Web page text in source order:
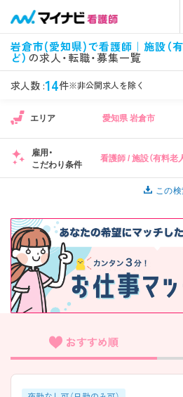
岩倉市(愛知県)で看護師｜施設（
ど） の求人・転職・募集一覧
求人数 :14件※非公開求人を除く
エリアから探す
エリアから探す
関東
東海 関
九州・沖縄
希望の求人条件を選択
条件項目の選択
資格 1
施設形態 1
病院、クリニック・診療所など
担
病棟
美容外科、
循環器内科など
未経験
土日
年収
年収500万円以上など 正社
フリーワード検索
エリア 愛知県 岩倉市
雇用・
こだわり条件
看護師 / 施設（有料老
この
おすすめ順